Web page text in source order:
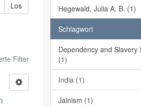
Los
Filter
Hegewald, Julia A. B. (1)
Schlagwort
Dependency and Slavery
(1)
India (1)
Jainism (1)